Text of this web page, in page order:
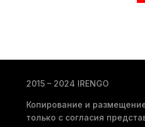
2015 – 2024 IRENGO
Копирование и
только с согласия